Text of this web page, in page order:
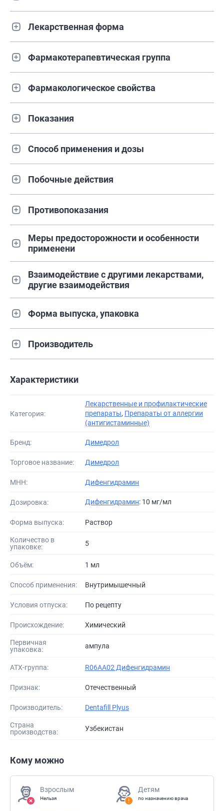
Лекарственная форма
Фармакотерапевтическая группа
Фармакологическое свойства
Показания
Способ применения и дозы
Побочные действия
Противопоказания
Меры предосторожности и особенности
применени
Взаимодействие с другими лекарствами,
другие взаимодействия
Форма выпуска, упаковка
Производитель
Характеристики
Категория:
Лекарственные и профилактические
препараты, Препараты от аллергии
(антигистаминные)
Бренд: Димедрол
Торговое название: Димедрол
МНН: Дифенгидрамин
Дозировка: Дифенгидрамин: 10 мг/мл
Форма выпуска: Раствор
Количество в
упаковке:
5
Объём: 1 мл
Способ применения: Внутримышечный
Условия отпуска: По рецепту
Происхождение: Химический
Первичная
упаковка:
ампула
АТХ-группа: R06AA02 Дифенгидрамин
Признак: Отечественный
Производитель: Dentafill Plyus
Страна
производства:
Узбекистан
Кому можно
Взрослым
Нельзя
Детям
по назначению врача